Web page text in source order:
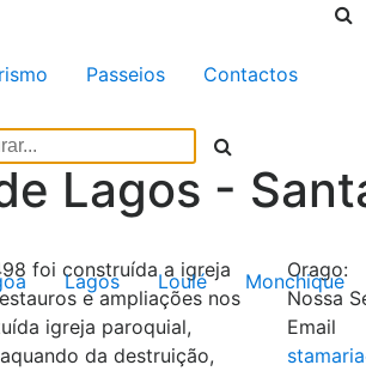
Passeios Contactos
Lagos -
foi construída a igreja
e ampliações nos
igreja paroquial,
da destruição,
Orago:
Nossa
Email
Lagos Loulé Monchique